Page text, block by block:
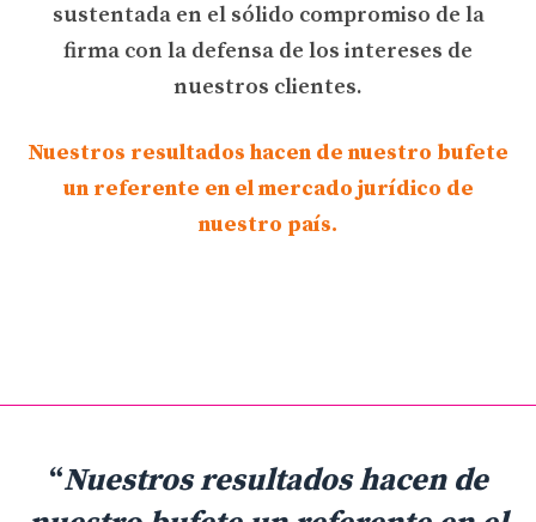
sustentada en el sólido compromiso de la
firma con la defensa de los intereses de
nuestros clientes.
Nuestros resultados hacen de nuestro bufete
un referente en el mercado jurídico de
nuestro país.
“Nuestros resultados hacen de